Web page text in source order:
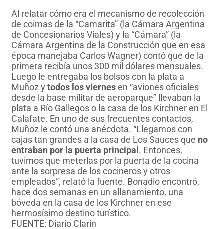
Al relatar cómo era el mecanismo de recolección
de coimas de la “Camarita” (la Cámara Argentina
de Concesionarios Viales) y la “Cámara” (la
Cámara Argentina de la Construcción que en esa
época manejaba Carlos Wagner) contó que de la
primera recibía unos 300 mil dólares mensuales.
Luego le entregaba los bolsos con la plata a
Muñoz y todos los viernesen “aviones oficiales
desde la base militar de aeroparque” llevaban la
plata a Río Gallegos o la casa de los Kirchner en El
Calafate. En uno de sus frecuentes contactos,
Muñoz le contó una anécdota. “Llegamos con
cajas tan grandes a la casa de Los Sauces que no
entraban por la puerta principal . Entonces,
tuvimos que meterlas por la puerta de la cocina
ante la sorpresa de los cocineros y otros
empleados”, relató la fuente. Bonadio encontró,
hace dos semanas en un allanamiento, una
bóveda en la casa de los Kirchner en ese
hermosísimo destino turístico.
FUENTE: Diario Clarin